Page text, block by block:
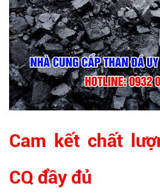
Cam kết chất
CQ đầy đủ